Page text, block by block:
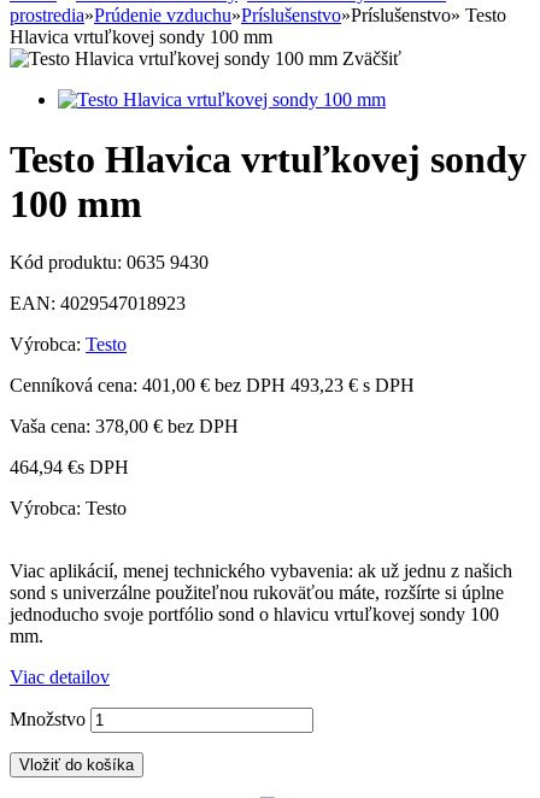
prostredia»Prúdenie vzduchu»Príslušenstvo»Príslušenstvo» Testo
Hlavica vrtuľkovej sondy 100 mm
Zväčšiť
Testo Hlavica vrtuľkovej sondy
100 mm
Kód produktu: 0635 9430
EAN: 4029547018923
Výrobca: Testo
Cenníková cena: 401,00 € bez DPH 493,23 € s DPH
Vaša cena: 378,00 € bez DPH
464,94 €s DPH
Výrobca: Testo
Viac aplikácií, menej technického vybavenia: ak už jednu z našich
sond s univerzálne použiteľnou rukoväťou máte, rozšírte si úplne
jednoducho svoje portfólio sond o hlavicu vrtuľkovej sondy 100
mm.
Viac detailov
Množstvo
Vložiť do košíka